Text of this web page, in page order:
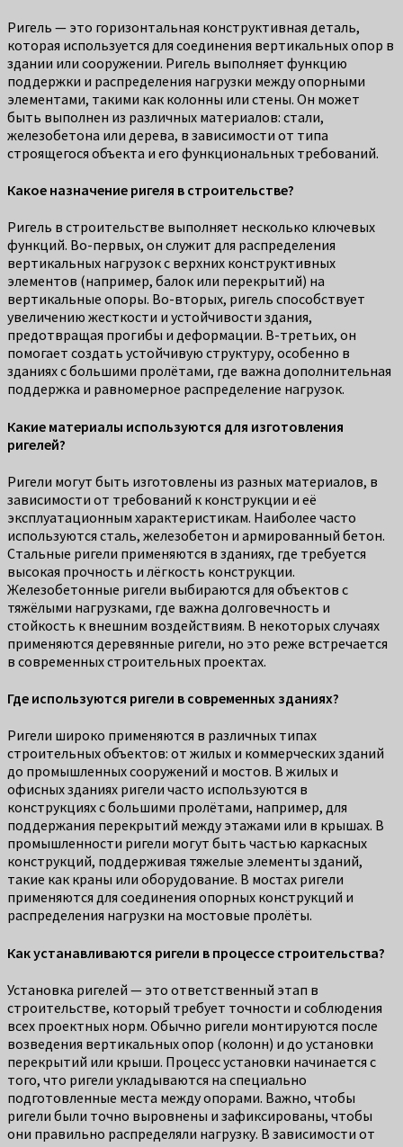
Ригель — это горизонтальная конструктивная деталь,
которая используется для соединения вертикальных опор в
здании или сооружении. Ригель выполняет функцию
поддержки и распределения нагрузки между опорными
элементами, такими как колонны или стены. Он может
быть выполнен из различных материалов: стали,
железобетона или дерева, в зависимости от типа
строящегося объекта и его функциональных требований.
Какое назначение ригеля в строительстве?
Ригель в строительстве выполняет несколько ключевых
функций. Во-первых, он служит для распределения
вертикальных нагрузок с верхних конструктивных
элементов (например, балок или перекрытий) на
вертикальные опоры. Во-вторых, ригель способствует
увеличению жесткости и устойчивости здания,
предотвращая прогибы и деформации. В-третьих, он
помогает создать устойчивую структуру, особенно в
зданиях с большими пролётами, где важна дополнительная
поддержка и равномерное распределение нагрузок.
Какие материалы используются для изготовления
ригелей?
Ригели могут быть изготовлены из разных материалов, в
зависимости от требований к конструкции и её
эксплуатационным характеристикам. Наиболее часто
используются сталь, железобетон и армированный бетон.
Стальные ригели применяются в зданиях, где требуется
высокая прочность и лёгкость конструкции.
Железобетонные ригели выбираются для объектов с
тяжёлыми нагрузками, где важна долговечность и
стойкость к внешним воздействиям. В некоторых случаях
применяются деревянные ригели, но это реже встречается
в современных строительных проектах.
Где используются ригели в современных зданиях?
Ригели широко применяются в различных типах
строительных объектов: от жилых и коммерческих зданий
до промышленных сооружений и мостов. В жилых и
офисных зданиях ригели часто используются в
конструкциях с большими пролётами, например, для
поддержания перекрытий между этажами или в крышах. В
промышленности ригели могут быть частью каркасных
конструкций, поддерживая тяжелые элементы зданий,
такие как краны или оборудование. В мостах ригели
применяются для соединения опорных конструкций и
распределения нагрузки на мостовые пролёты.
Как устанавливаются ригели в процессе строительства?
Установка ригелей — это ответственный этап в
строительстве, который требует точности и соблюдения
всех проектных норм. Обычно ригели монтируются после
возведения вертикальных опор (колонн) и до установки
перекрытий или крыши. Процесс установки начинается с
того, что ригели укладываются на специально
подготовленные места между опорами. Важно, чтобы
ригели были точно выровнены и зафиксированы, чтобы
они правильно распределяли нагрузку. В зависимости от